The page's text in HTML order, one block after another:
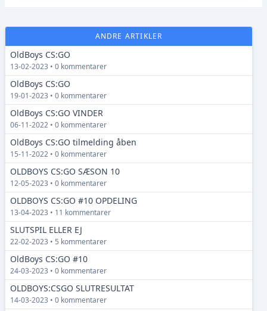
ANDRE ARTIKLER
OldBoys CS:GO
13-02-2023 • 0 kommentarer
OldBoys CS:GO
19-01-2023 • 0 kommentarer
OldBoys CS:GO VINDER
06-11-2022 • 0 kommentarer
OldBoys CS:GO tilmelding åben
15-11-2022 • 0 kommentarer
OLDBOYS CS:GO SÆSON 10
12-05-2023 • 0 kommentarer
OLDBOYS CS:GO #10 OPDELING
13-04-2023 • 11 kommentarer
SLUTSPIL ELLER EJ
22-02-2023 • 5 kommentarer
OldBoys CS:GO #10
24-03-2023 • 0 kommentarer
OLDBOYS:CSGO SLUTRESULTAT
14-03-2023 • 0 kommentarer